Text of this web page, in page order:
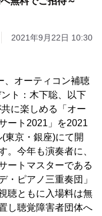
2021年9月22日 10:30
、オーティコン補聴
ト：木下聡、以下
に楽しめる「オー
ート2021」を2021
東京・銀座)にて開
。今年も演奏者に、
ートマスターである
・ピアノ三重奏団」
聴ともに入場料は無
し聴覚障害者団体へ